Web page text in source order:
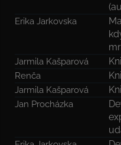
Erika Jarkovska
Jarmila Kašparová
Renča
Jarmila Kašparová
Jan Procházka